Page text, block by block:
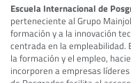
Escuela Internacional de
perteneciente al Grupo
formación y a la innovación
centrada en la empleabilidad.
la formación y el empleo,
incorporen a empresas